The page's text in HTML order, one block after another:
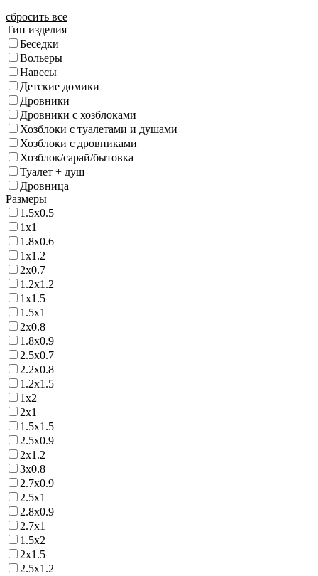
сбросить все
Тип изделия
Беседки
Вольеры
Навесы
Детские домики
Дровники
Дровники с хозблоками
Хозблоки с туалетами и душами
Хозблоки с дровниками
Хозблок/сарай/бытовка
Туалет + душ
Дровница
Размеры
1.5х0.5
1х1
1.8х0.6
1х1.2
2х0.7
1.2х1.2
1х1.5
1.5х1
2х0.8
1.8х0.9
2.5х0.7
2.2х0.8
1.2х1.5
1х2
2х1
1.5х1.5
2.5х0.9
2х1.2
3х0.8
2.7х0.9
2.5х1
2.8х0.9
2.7х1
1.5х2
2х1.5
2.5х1.2